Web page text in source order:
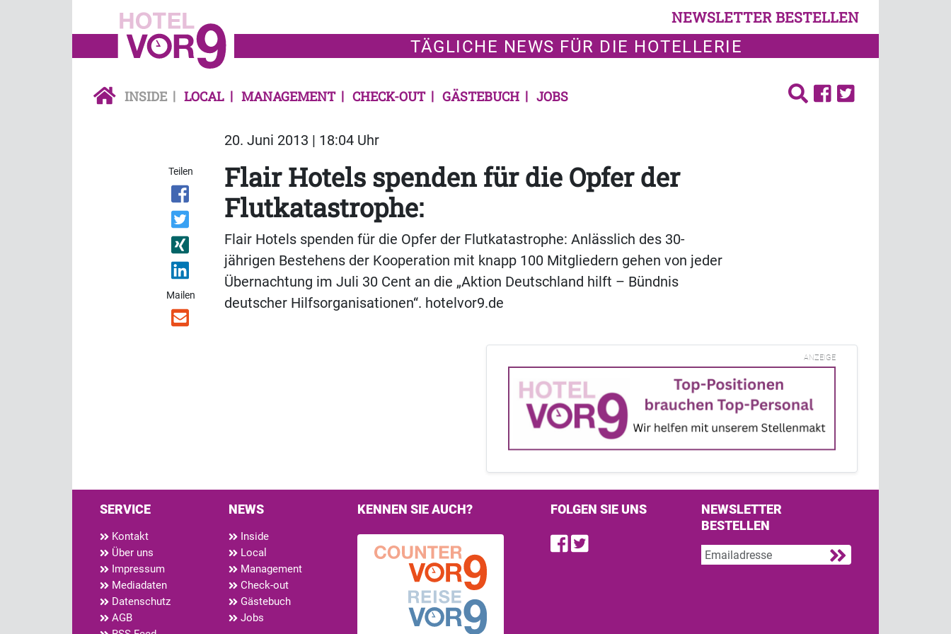
NEWSLETTER BESTELLEN
TÄGLICHE NEWS FÜR DIE HOTELLERIE
INSIDE LOCAL MANAGEMENT CHECK-OUT GÄSTEBUCH JOBS
20. Juni 2013 | 18:04 Uhr
Teilen
Mailen
Flair Hotels spenden für die Opfer der
Flutkatastrophe:
Flair Hotels spenden für die Opfer der Flutkatastrophe: Anlässlich des 30-
jährigen Bestehens der Kooperation mit knapp 100 Mitgliedern gehen von jeder
Übernachtung im Juli 30 Cent an die „Aktion Deutschland hilft – Bündnis
deutscher Hilfsorganisationen“. hotelvor9.de
ANZEIGE
SERVICE
Kontakt
Über uns
Impressum
Mediadaten
Datenschutz
AGB
NEWS
Inside
Local
Management
Check-out
Gästebuch
Jobs
KENNEN SIE AUCH? FOLGEN SIE UNS
Find us on Facebook
Follow us on Twitter
NEWSLETTER
BESTELLEN